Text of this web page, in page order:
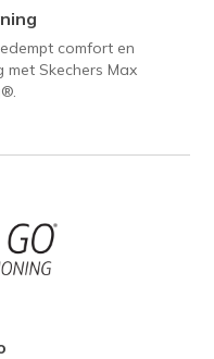
comfort en
Skechers Max